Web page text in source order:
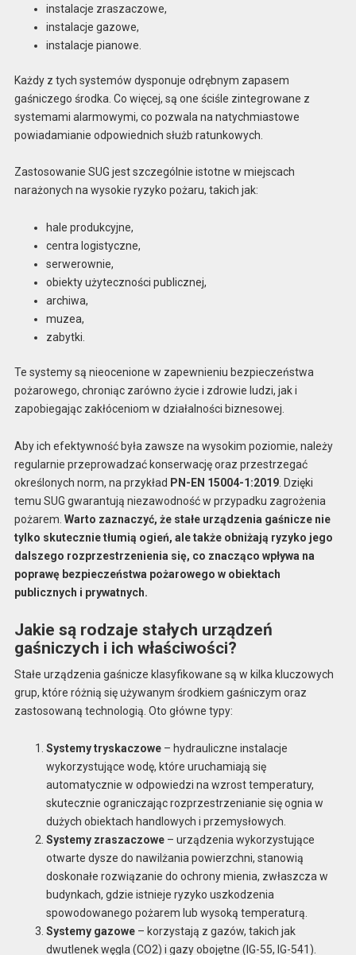
instalacje zraszaczowe,
instalacje gazowe,
instalacje pianowe.
Każdy z tych systemów dysponuje odrębnym zapasem
gaśniczego środka. Co więcej, są one ściśle zintegrowane z
systemami alarmowymi, co pozwala na natychmiastowe
powiadamianie odpowiednich służb ratunkowych.
Zastosowanie SUG jest szczególnie istotne w miejscach
narażonych na wysokie ryzyko pożaru, takich jak:
hale produkcyjne,
centra logistyczne,
serwerownie,
obiekty użyteczności publicznej,
archiwa,
muzea,
zabytki.
Te systemy są nieocenione w zapewnieniu bezpieczeństwa
pożarowego, chroniąc zarówno życie i zdrowie ludzi, jak i
zapobiegając zakłóceniom w działalności biznesowej.
Aby ich efektywność była zawsze na wysokim poziomie, należy
regularnie przeprowadzać konserwację oraz przestrzegać
określonych norm, na przykład PN-EN 15004-1:2019. Dzięki
temu SUG gwarantują niezawodność w przypadku zagrożenia
pożarem. Warto zaznaczyć, że stałe urządzenia gaśnicze nie
tylko skutecznie tłumią ogień, ale także obniżają ryzyko jego
dalszego rozprzestrzenienia się, co znacząco wpływa na
poprawę bezpieczeństwa pożarowego w obiektach
publicznych i prywatnych.
Jakie są rodzaje stałych urządzeń
gaśniczych i ich właściwości?
Stałe urządzenia gaśnicze klasyfikowane są w kilka kluczowych
grup, które różnią się używanym środkiem gaśniczym oraz
zastosowaną technologią. Oto główne typy:
Systemy tryskaczowe– hydrauliczne instalacje
wykorzystujące wodę, które uruchamiają się
automatycznie w odpowiedzi na wzrost temperatury,
skutecznie ograniczając rozprzestrzenianie się ognia w
dużych obiektach handlowych i przemysłowych.
Systemy zraszaczowe– urządzenia wykorzystujące
otwarte dysze do nawilżania powierzchni, stanowią
doskonałe rozwiązanie do ochrony mienia, zwłaszcza w
budynkach, gdzie istnieje ryzyko uszkodzenia
spowodowanego pożarem lub wysoką temperaturą.
Systemy gazowe– korzystają z gazów, takich jak
dwutlenek węgla (CO2) i gazy obojętne (IG-55, IG-541).